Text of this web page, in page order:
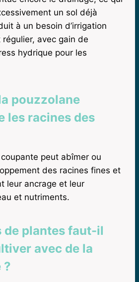
un sol déjà
à un besoin d’irrigation
avec gain de
hydrique pour les
pouzzolane
les racines des
peut abîmer ou
des racines fines et
leur ancrage et leur
et nutriments.
de plantes faut-il
avec de la
?